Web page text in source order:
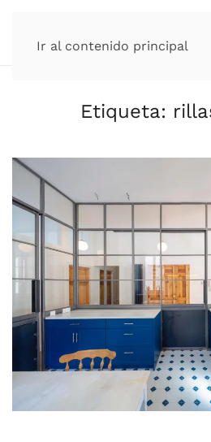
Ir al contenido principal
Etiqueta: